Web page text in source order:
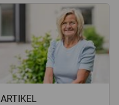
ARTIKEL